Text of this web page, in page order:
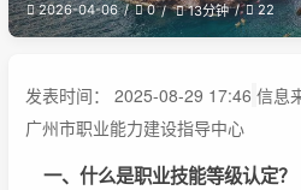
2026-04-06 0 13分钟 22
发表时间： 2025-08-29 17:46 信息
广州市职业能力建设指导中心
一、什么是职业技能等级认定？